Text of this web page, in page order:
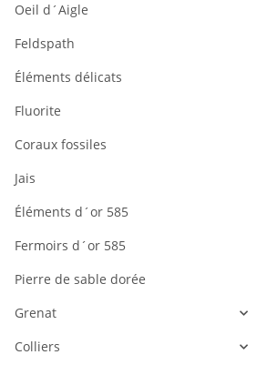
Oeil d´Aigle
Feldspath
Éléments délicats
Fluorite
Coraux fossiles
Jais
Éléments d´or 585
Fermoirs d´or 585
Pierre de sable dorée
Grenat
Colliers